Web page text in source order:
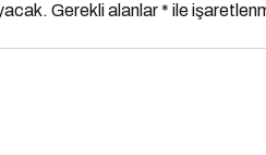
Gerekli alanlar* ile